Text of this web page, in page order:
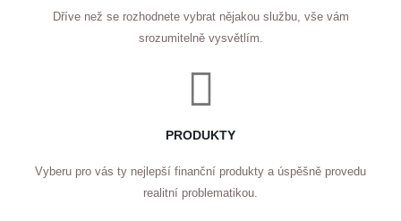
Dříve než se rozhodnete vybrat nějakou službu, vše vám
srozumitelně vysvětlím.
PRODUKTY
Vyberu pro vás ty nejlepší finanční produkty a úspěšně provedu
realitní problematikou.